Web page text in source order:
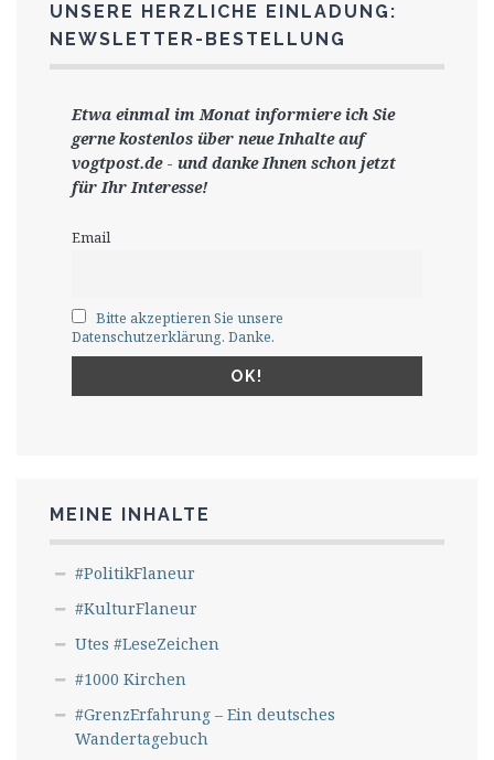
UNSERE HERZLICHE EINLADUNG:
NEWSLETTER-BESTELLUNG
Etwa einmal im Monat informiere ich Sie
gernekostenlos über neue Inhalte auf
vogtpost.de- und danke Ihnen schon jetzt
für Ihr Interesse!
Email
Bitte akzeptieren Sie unsere
Datenschutzerklärung. Danke.
MEINE INHALTE
#PolitikFlaneur
#KulturFlaneur
Utes #LeseZeichen
#1000 Kirchen
#GrenzErfahrung – Ein deutsches
Wandertagebuch